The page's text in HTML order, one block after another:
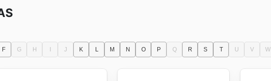
F G H J K L M N O P Q R S T U V W